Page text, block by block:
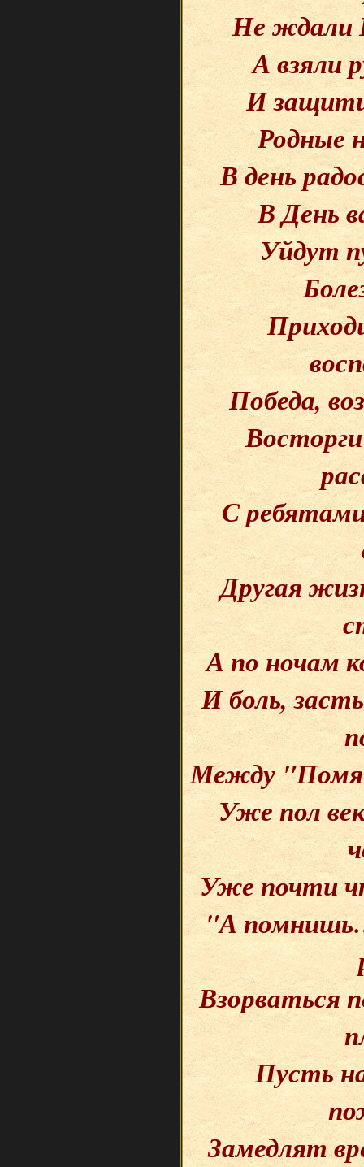
Не ждали
А взяли
И
Родные
В день
В День
Уйдут
Победа,
С
Другая
А по ночам
И боль,
Между
Уже пол
Уже почти
"А
Взорваться
Пусть
Замедлят